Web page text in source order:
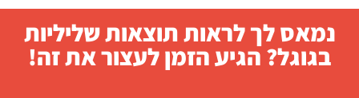
נמאס לך לראות תוצאות שליליות
בגוגל? הגיע הזמן לעצור את זה!